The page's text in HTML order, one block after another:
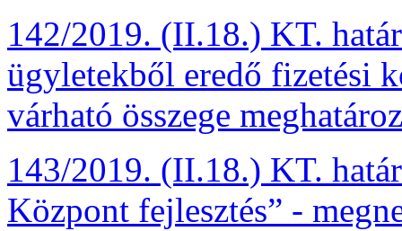
142/2019. (II.18.) KT.
ügyletekből eredő fizetési
várható összege
143/2019. (II.18.) KT.
Központ fejlesztés” -